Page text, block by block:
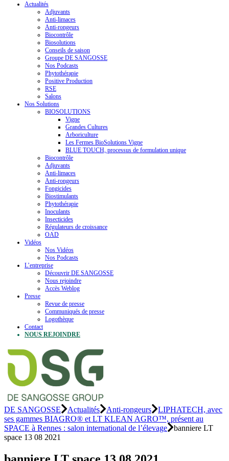
Actualités
Adjuvants
Anti-limaces
Anti-rongeurs
Biocontrôle
Biosolutions
Conseils de saison
Groupe DE SANGOSSE
Nos Podcasts
Phytothérapie
Positive Production
RSE
Salons
Nos Solutions
BIOSOLUTIONS
Vigne
Grandes Cultures
Arboriculture
Les Fermes BioSolutions Vigne
BLUE TOUCH, processus de formulation unique
Biocontrôle
Adjuvants
Anti-limaces
Anti-rongeurs
Fongicides
Biostimulants
Phytothérapie
Inoculants
Insecticides
Régulateurs de croissance
OAD
Vidéos
Nos Vidéos
Nos Podcasts
L’entreprise
Découvrir DE SANGOSSE
Nous rejoindre
Accès Weblog
Presse
Revue de presse
Communiqués de presse
Logothèque
Contact
NOUS REJOINDRE
DE SANGOSSE Actualités Anti-rongeurs
LIPHATECH, avec
ses gammes BIAGRO® et LT KLEAN AGRO™, présent au
SPACE à Rennes : salon international de l’élevage
banniere LT
space 13 08 2021